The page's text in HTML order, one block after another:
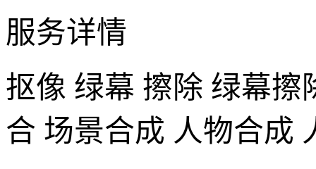
服务详情
抠像 绿幕 擦除 绿幕擦
合 场景合成 人物合成